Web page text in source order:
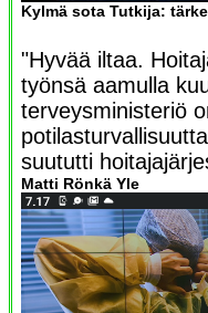
Kylmä sota Tutkija:
"Hyvää iltaa.
työnsä aamulla
terveysministeriö
suututti
Matti Rönkä Yle